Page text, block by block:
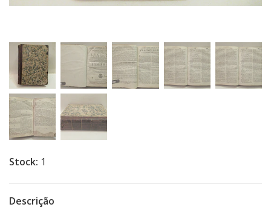
Stock: 1
Descrição